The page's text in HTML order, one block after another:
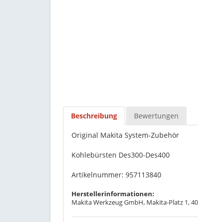
Beschreibung Bewertungen
Original Makita System-Zubehör
Kohlebürsten Des300-Des400
Artikelnummer: 957113840
Herstellerinformationen:
Makita Werkzeug GmbH, Makita-Platz 1,